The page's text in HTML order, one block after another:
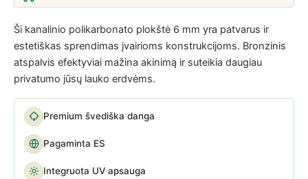
Ši kanalinio polikarbonato plokštė 6 mm yra patvarus ir
estetiškas sprendimas įvairioms konstrukcijoms. Bronzinis
atspalvis efektyviai mažina akinimą ir suteikia daugiau
privatumo jūsų lauko erdvėms.
Premium švediška danga
Pagaminta ES
Integruota UV apsauga